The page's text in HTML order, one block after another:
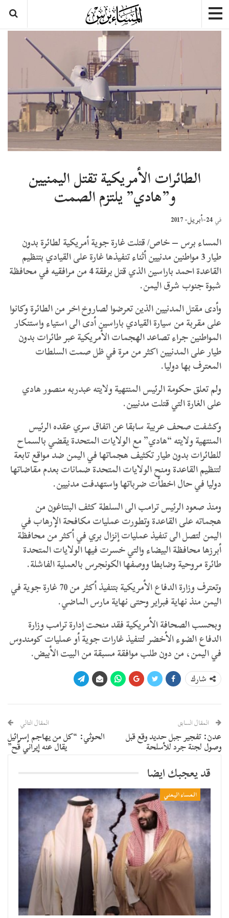
الطائرات الأمريكية تقتل اليمنيين
و”هادي” يلتزم الصمت
في 24-أبريل- 2017
المساء برس – خاص/ قتلت غارة جوية أمريكية لطائرة بدون
طيار 3 مواطنين مدنيين أثناء تنفيذها غارة على القيادي بتنظيم
القاعدة احمد باراسين الذي قتل برفقة 4 من مرافقيه في محافظة
شبوة جنوب شرق اليمن.
وأدى مقتل المدنيين الذين تعرضوا لصاروخ اخر من الطائرة وكانوا
على مقربة من سيارة القيادي باراسين أدى الى استياء واستنكار
المواطنين جراء تصاعد الهجمات الأمريكية عبر طائرات بدون
طيار على المدنيين اكثر من مرة في ظل صمت السلطات
المعترف بها دوليا.
ولم تعلق حكومة الرئيس المنتهية ولايته عبدربه منصور هادي
على الغارة التي قتلت مدنيين.
وكشفت صحف عربية سابقا عن اتفاق سري عقده الرئيس
المنتهية ولايته “هادي” مع الولايات المتحدة يقضي بالسماح
للطائرات بدون طيار تكثيف هجماتها في اليمن ضد مواقع تابعة
لتنظيم القاعدة ومنح الولايات المتحدة ضمانات بعدم مقاضاتها
دوليا في حال اخطأت ضرباتها واستهدفت مدنيين.
ومنذ صعود الرئيس ترامب الى السلطة كثف البنتاغون من
هجماته على القاعدة وتطورت عمليات مكافحة الإرهاب في
اليمن لتصل الى تنفيذ عمليات إنزال بري في أكثر من محافظة
أبرزها محافظة البيضاء والتي خسرت فيها الولايات المتحدة
طائرة مروحية وضابطا ووصفها الكونجرس بالعملية الفاشلة.
وتعترف وزارة الدفاع الأمريكية بتنفيذ أكثر من 70 غارة جوية في
اليمن منذ نهاية فبراير وحتى نهاية مارس الماضي.
وبحسب الصحافة الأمريكية فقد منحت إدارة ترامب وزارة
الدفاع الضوء الأخضر لتنفيذ غارات جوية أو عمليات كومندوس
في اليمن، من دون طلب موافقة مسبقة من البيت الأبيض.
شارك
المقال السابق
عدن: تفجير جبل حديد وقع قبل
وصول لجنة جرد للأسلحة
المقال التالي
الحوثي: “كل من يهاجم إسرائيل
يقال عنه إيراني قُح”
قد يعجبك ايضا
المساء اليمني